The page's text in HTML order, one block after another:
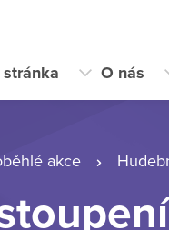
O nás
akce